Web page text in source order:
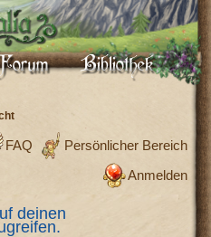
Persönlicher Bereich
FAQ
Anmelden
deinen